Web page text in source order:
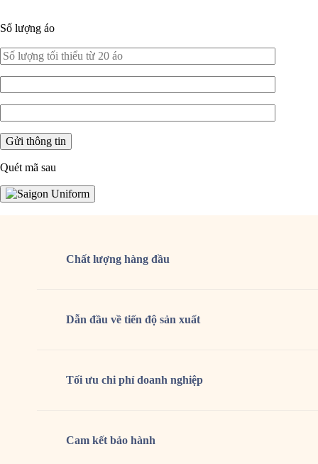
Số lượng áo
Quét mã sau
Chất lượng hàng đầu
Dẫn đầu về tiến độ sản xuất
Tối ưu chi phí doanh nghiệp
Cam kết bảo hành